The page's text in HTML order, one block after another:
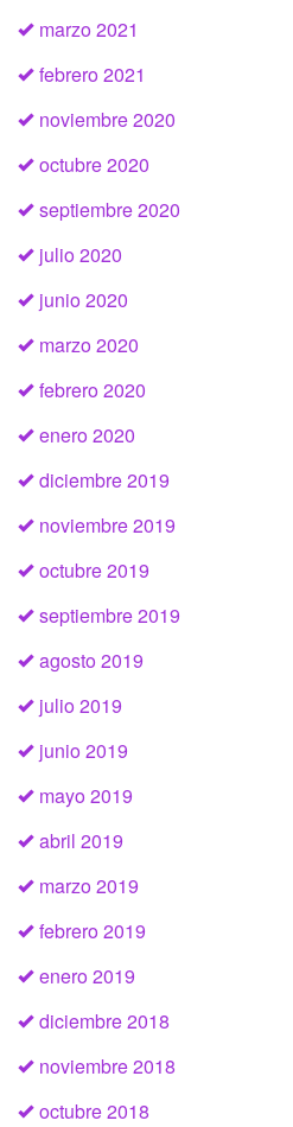
marzo 2021
febrero 2021
noviembre 2020
octubre 2020
septiembre 2020
julio 2020
junio 2020
marzo 2020
febrero 2020
enero 2020
diciembre 2019
noviembre 2019
octubre 2019
septiembre 2019
agosto 2019
julio 2019
junio 2019
mayo 2019
abril 2019
marzo 2019
febrero 2019
enero 2019
diciembre 2018
noviembre 2018
octubre 2018